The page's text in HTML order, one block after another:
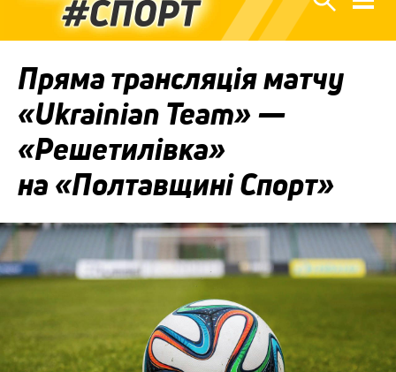
Пряма трансляція матчу
«Ukrainian Team» —
«Решетилівка»
на «Полтавщині Спорт»